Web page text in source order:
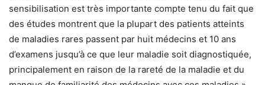
sensibilisation est très importante compte tenu du fait que
des études montrent que la plupart des patients atteints
de maladies rares passent par huit médecins et 10 ans
d’examens jusqu’à ce que leur maladie soit diagnostiquée,
principalement en raison de la rareté de la maladie et du